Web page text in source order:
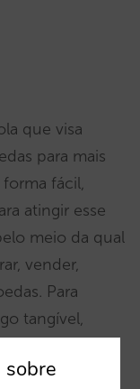
que visa
para mais
fácil,
atingir esse
meio da qual
vender,
Para
tangível,
os seus
CriptanCard